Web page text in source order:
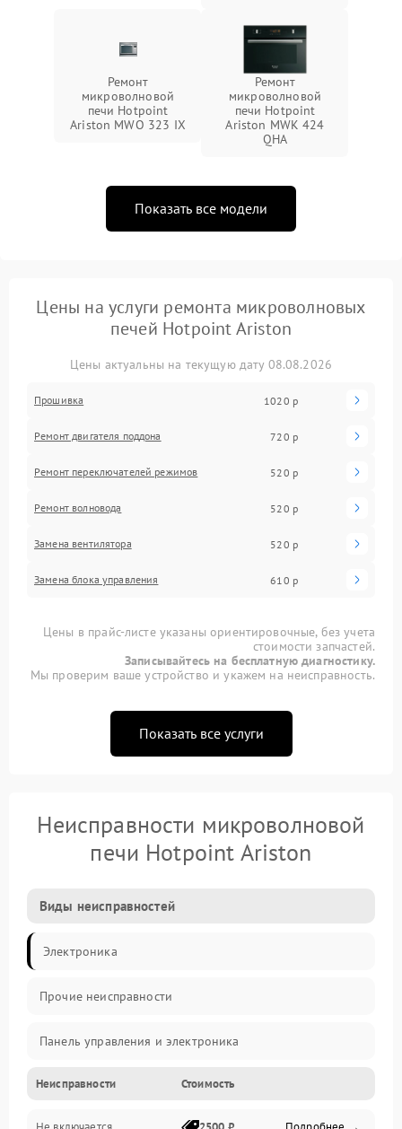
Ремонт
микроволновой
печи Hotpoint
Ariston MWO 323 IX
Ремонт
микроволновой
печи Hotpoint
Ariston MWK 424
QHA
Показать все модели
Цены на услуги ремонта микроволновых
печей Hotpoint Ariston
Цены актуальны на текущую дату 08.08.2026
Прошивка 1020 р
Ремонт двигателя поддона 720 р
Ремонт переключателей режимов 520 р
Ремонт волновода 520 р
Замена вентилятора 520 р
Замена блока управления 610 р
Цены в прайс-листе указаны ориентировочные, без учета
стоимости запчастей.
Записывайтесь на бесплатную диагностику.
Мы проверим ваше устройство и укажем на неисправность.
Показать все услуги
Неисправности микроволновой
печи Hotpoint Ariston
Виды неисправностей
Электроника
Прочие неисправности
Панель управления и электроника
Дверца и корпус
Неисправности Стоимость